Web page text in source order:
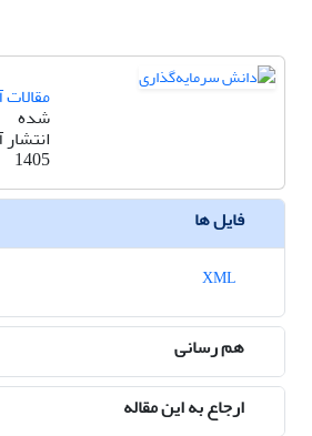
مقالات
شده
1405
فایل ها
هم رسانی
ارجاع به این مقاله